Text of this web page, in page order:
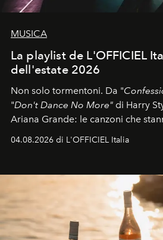
MUSICA
La playlist de L'OFFICIEL
dell'estate 2026
Non solo tormentoni. Da "
"Don't Dance No More" di Harry
Ariana Grande: le canzoni che
04.08.2026 di L'OFFICIEL Italia